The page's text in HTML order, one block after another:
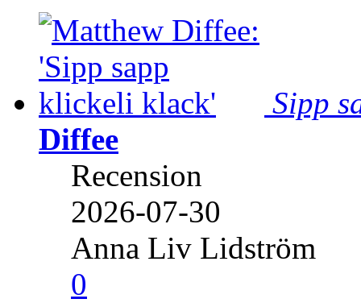
Sipp
Diffee
Recension
2026-07-30
Anna Liv Lidström
0